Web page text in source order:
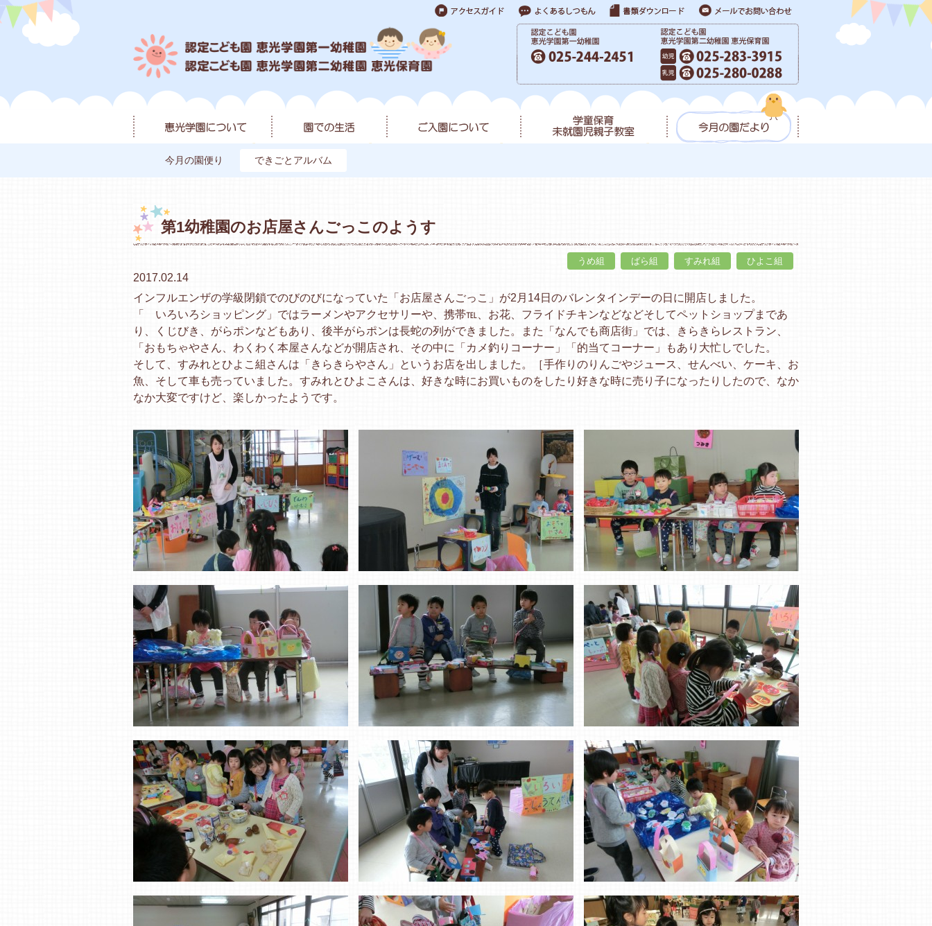
今月の園便り できごとアルバム
第1幼稚園のお店屋さんごっこのようす
うめ組 ばら組 すみれ組 ひよこ組
2017.02.14
インフルエンザの学級閉鎖でのびのびになっていた「お店屋さんごっこ」が2月14日のバレンタインデーの日に開店しました。
「 いろいろショッピング」ではラーメンやアクセサリーや、携帯℡、お花、フライドチキンなどなどそしてペットショップまであ
り、くじびき、がらポンなどもあり、後半がらポンは長蛇の列ができました。また「なんでも商店街」では、きらきらレストラン、
「おもちゃやさん、わくわく本屋さんなどが開店され、その中に「カメ釣りコーナー」「的当てコーナー」もあり大忙しでした。
そして、すみれとひよこ組さんは「きらきらやさん」というお店を出しました。［手作りのりんごやジュース、せんべい、ケーキ、お
魚、そして車も売っていました。すみれとひよこさんは、好きな時にお買いものをしたり好きな時に売り子になったりしたので、なか
なか大変ですけど、楽しかったようです。